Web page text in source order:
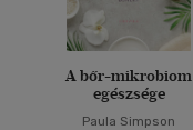
A bőr-mikrobiom
egészsége
Paula Simpson